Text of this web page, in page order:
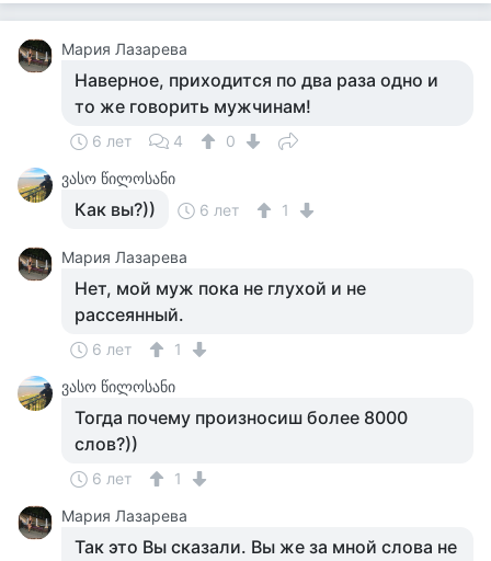
Мария Лазарева
Наверное, приходится по два раза одно и
то же говорить мужчинам!
6 лет 4
0
ვასო წილოსანი
Как вы?)) 6 лет 1
Мария Лазарева
Нет, мой муж пока не глухой и не
рассеянный.
6 лет
1
ვასო წილოსანი
Тогда почему произносиш более 8000
слов?))
6 лет
1
Мария Лазарева
Так это Вы сказали. Вы же за мной слова не